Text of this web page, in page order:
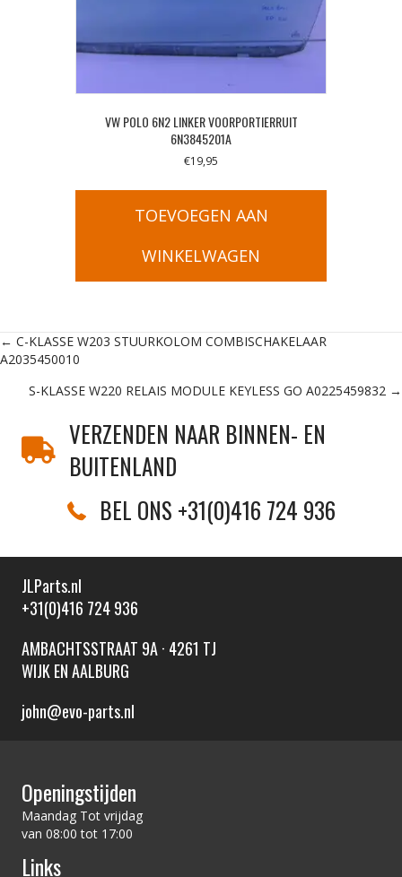
VW POLO 6N2 LINKER VOORPORTIERRUIT
6N3845201A
€19,95
TOEVOEGEN AAN
WINKELWAGEN
Posts
navigation
← C-KLASSE W203 STUURKOLOM COMBISCHAKELAAR
A2035450010
S-KLASSE W220 RELAIS MODULE KEYLESS GO A0225459832 →
VERZENDEN NAAR BINNEN- EN
BUITENLAND
BEL ONS +31(0)416 724 936
JLParts.nl
+31(0)416 724 936
AMBACHTSSTRAAT 9A · 4261 TJ
WIJK EN AALBURG
john@evo-parts.nl
Openingstijden
Maandag Tot vrijdag
van 08:00 tot 17:00
Links